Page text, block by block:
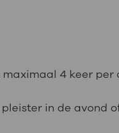
4 keer
in de avond